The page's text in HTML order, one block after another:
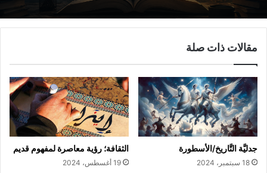
مقالات ذات صلة
جدليَّة التَّاريخ/الأسطورة
18 سبتمبر، 2024
الثقافة؛ رؤية معاصرة لمفهوم قديم
19 أغسطس، 2024